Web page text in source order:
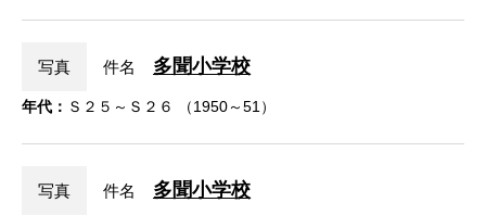
写真 件名 多聞小学校
年代： Ｓ２５～Ｓ２６ （1950～51）
写真 件名 多聞小学校